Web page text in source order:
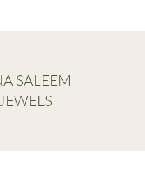
SALEEM
JEWELS